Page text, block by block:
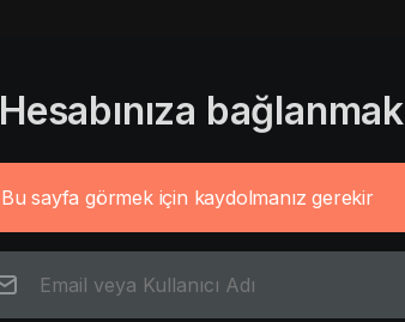
Hesabınıza bağlanmak
Bu sayfa görmek için kaydolmanız gerekir